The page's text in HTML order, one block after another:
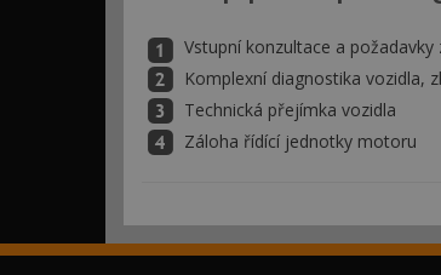
Vstupní konzultace a požadavky
Komplexní diagnostika vozidla,
Technická přejímka vozidla
Záloha řídící jednotky motoru